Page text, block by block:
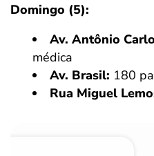
Domingo (5):
Av. Antônio
médica
Av. Brasil: 180
Rua Miguel